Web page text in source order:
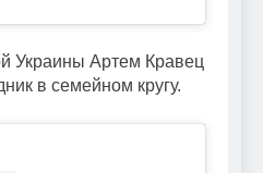
Украины Артем Кравец
в семейном кругу.